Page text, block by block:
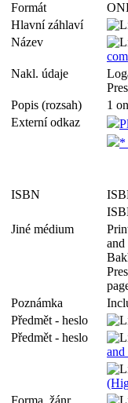
Formát
Hlavní záhlaví
Název
Nakl. údaje
Popis (rozsah)
1
Externí odkaz
*
ISBN
Jiné médium
and
Poznámka
Předmět - heslo
Předmět - heslo
and
Forma, žánr